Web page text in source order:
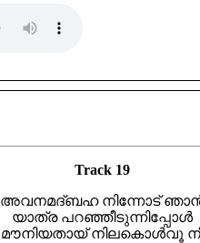
Track 19
അവനമദ്ബഹ നിന്നോട്
യാത്ര പറഞ്ഞീടുന്നിപ്പോൾ
മൗനിയതായ് നിലകൊൾവൂ